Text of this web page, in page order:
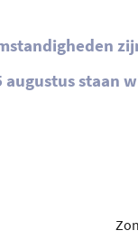
augustus staan